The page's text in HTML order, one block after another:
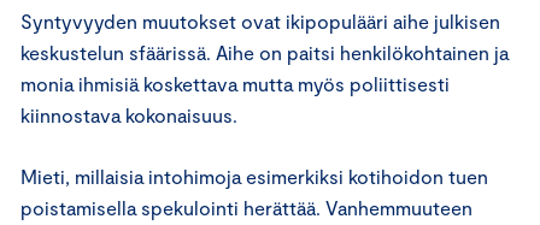
Syntyvyyden muutokset ovat ikipopulääri aihe julkisen
keskustelun sfäärissä. Aihe on paitsi henkilökohtainen ja
monia ihmisiä koskettava mutta myös poliittisesti
kiinnostava kokonaisuus.
Mieti, millaisia intohimoja esimerkiksi kotihoidon tuen
poistamisella spekulointi herättää. Vanhemmuuteen